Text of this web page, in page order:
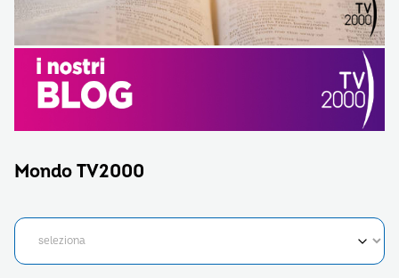
Mondo TV2000